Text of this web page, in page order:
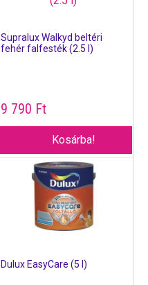
Supralux Walkyd beltéri
fehér falfesték (2.5 l)
9 790 Ft
Kosárba!
Dulux EasyCare (5 l)